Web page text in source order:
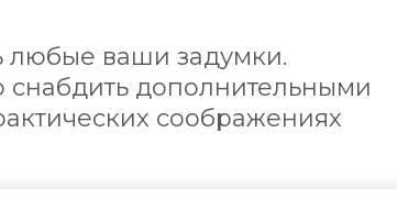
любые ваши задумки.
дополнительными
соображениях